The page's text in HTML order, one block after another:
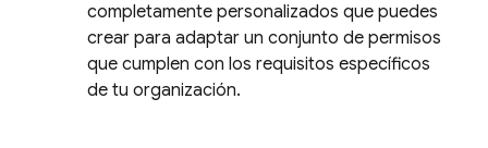
completamente personalizados que puedes
crear para adaptar un conjunto de permisos
que cumplen con los requisitos específicos
de tu organización.